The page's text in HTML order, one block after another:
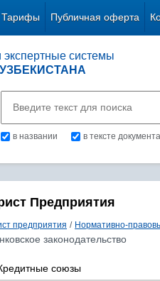
Тарифы Публичная оферта
системы
в названии в тексте документа
Предприятия
предприятия / Нормативно-
законодательство
союзы